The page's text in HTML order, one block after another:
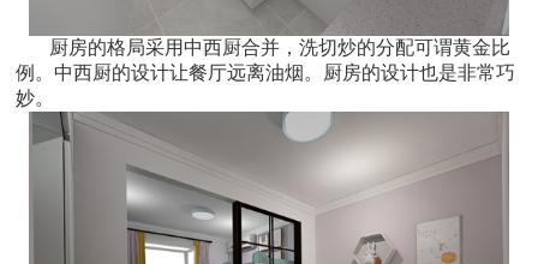
厨房的格局采用中西厨合并，洗切炒的分配可谓黄金比
例。中西厨的设计让餐厅远离油烟。厨房的设计也是非常巧
妙。